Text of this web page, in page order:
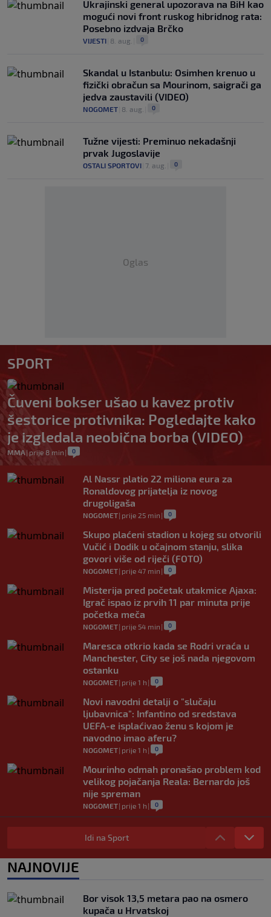
Ukrajinski general upozorava na BiH kao
mogući novi front ruskog hibridnog rata:
Posebno izdvaja Brčko
VIJESTI 8. aug. 0
Skandal u Istanbulu: Osimhen krenuo u
fizički obračun sa Mourinom, saigrači ga
jedva zaustavili (VIDEO)
NOGOMET 8. aug. 0
Tužne vijesti: Preminuo nekadašnji
prvak Jugoslavije
OSTALI SPORTOVI 7. aug. 0
Oglas
SPORT
Čuveni bokser ušao u kavez protiv
šestorice protivnika: Pogledajte kako
je izgledala neobična borba (VIDEO)
MMA | prije 8 min | 0
Al Nassr platio 22 miliona eura za
Ronaldovog prijatelja iz novog
drugoligaša
NOGOMET| prije 25 min | 0
Skupo plaćeni stadion u kojeg su otvorili
Vučić i Dodik u očajnom stanju, slika
govori više od riječi (FOTO)
NOGOMET| prije 47 min | 0
Misterija pred početak utakmice Ajaxa:
Igrač ispao iz prvih 11 par minuta prije
početka meča
NOGOMET| prije 54 min | 0
Maresca otkrio kada se Rodri vraća u
Manchester, City se još nada njegovom
ostanku
NOGOMET| prije 1 h | 0
Novi navodni detalji o "slučaju
ljubavnica": Infantino od sredstava
UEFA-e isplaćivao ženu s kojom je
navodno imao aferu?
NOGOMET| prije 1 h | 0
Mourinho odmah pronašao problem kod
velikog pojačanja Reala: Bernardo još
nije spreman
NOGOMET| prije 1 h | 0
Carrick vraća Rashforda u prvi tim: Nova
šansa nakon 18 mjeseci i dvije posudbe
(VIDEO)
| prije 2 h 0
Idi na Sport
NAJNOVIJE
Bor visok 13,5 metara pao na osmero
kupača u Hrvatskoj